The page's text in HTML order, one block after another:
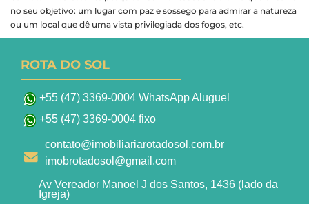
no seu objetivo: um lugar com paz e sossego para admirar a natureza
ou um local que dê uma vista privilegiada dos fogos, etc.
ROTA DO SOL
+55 (47) 3369-0004 WhatsApp Aluguel
+55 (47) 3369-0004 fixo
contato@imobiliariarotadosol.com.br
imobrotadosol@gmail.com
Av Vereador Manoel J dos Santos, 1436 (lado da
Igreja)